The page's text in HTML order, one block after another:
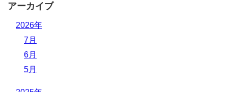
アーカイブ
2026年
7月
6月
5月